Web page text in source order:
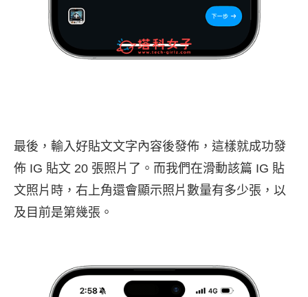
最後，輸入好貼文文字內容後發佈，這樣就成功發
佈 IG 貼文 20 張照片了。而我們在滑動該篇 IG 貼
文照片時，右上角還會顯示照片數量有多少張，以
及目前是第幾張。